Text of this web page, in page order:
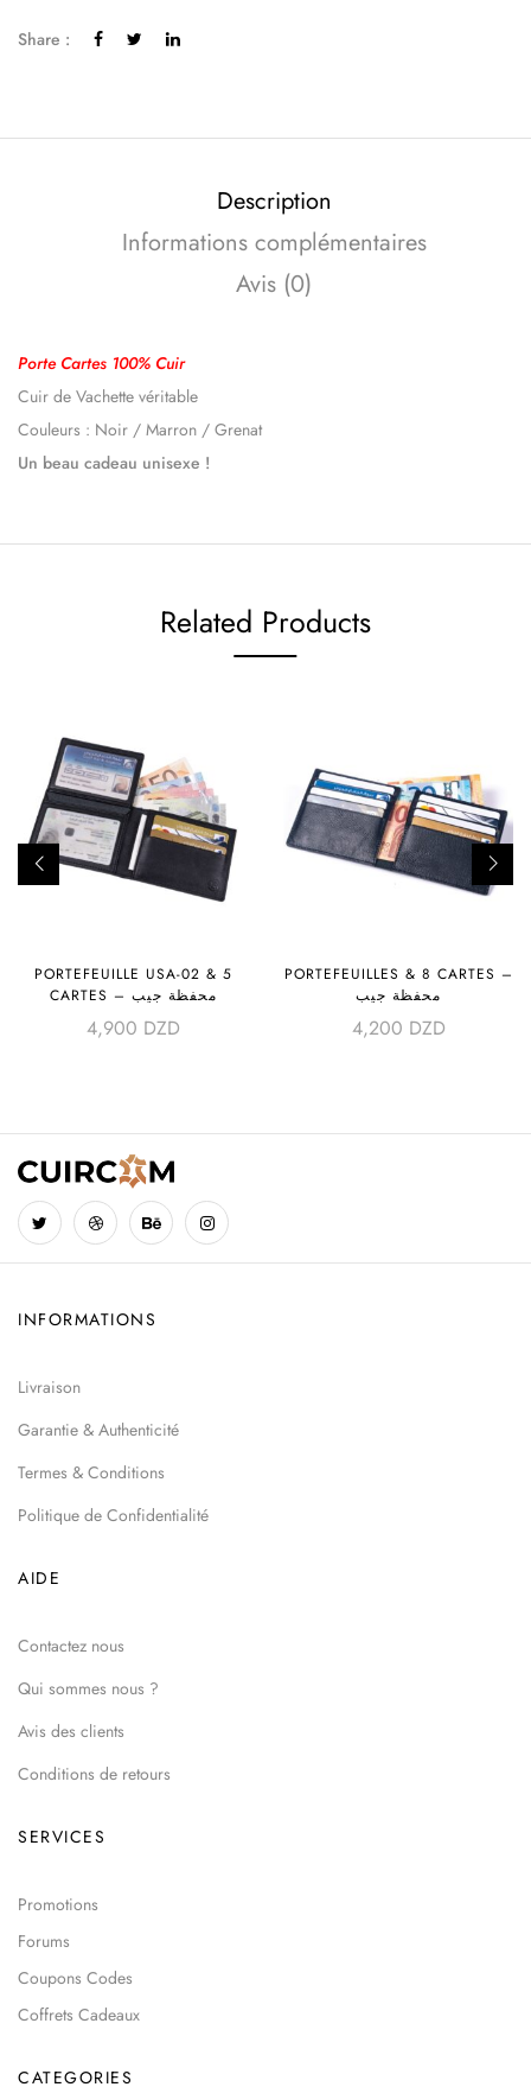
Share :
Description
Informations complémentaires
Avis (0)
Porte Cartes 100% Cuir
Cuir de Vachette véritable
Couleurs : Noir / Marron / Grenat
Un beau cadeau unisexe !
Related Products
PORTEFEUILLE USA-02 & 5
CARTES – محفظة جيب
4,900 DZD
PORTEFEUILLES & 8 CARTES –
محفظة جيب
4,200 DZD
INFORMATIONS
Livraison
Garantie & Authenticité
Termes & Conditions
Politique de Confidentialité
AIDE
Contactez nous
Qui sommes nous ?
Avis des clients
Conditions de retours
SERVICES
Promotions
Forums
Coupons Codes
Coffrets Cadeaux
CATEGORIES